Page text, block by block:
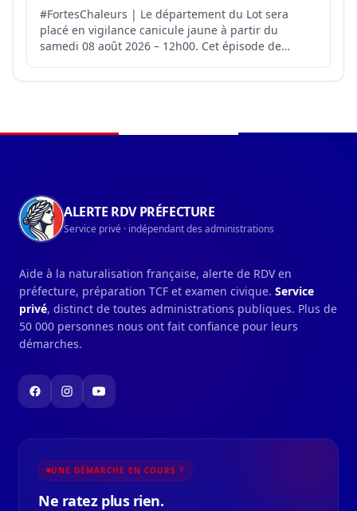
#FortesChaleurs | Le département du Lot sera
placé en vigilance canicule jaune à partir du
samedi 08 août 2026 – 12h00. Cet épisode de
raison de son intensité et a un effet immédiat sur
ALERTE RDV PRÉFECTURE
Service privé · indépendant des administrations
Aide à la naturalisation française, alerte de RDV en
préfecture, préparation TCF et examen civique. Service
privé, distinct de toutes administrations publiques. Plus de
50 000 personnes nous ont fait confiance pour leurs
démarches.
UNE DÉMARCHE EN COURS ?
Ne ratez plus rien.